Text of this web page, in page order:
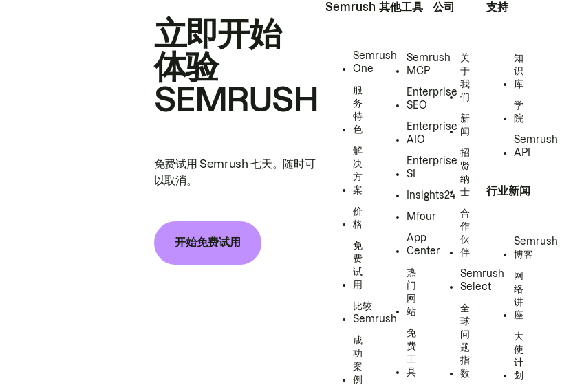
立即开始
体验
SEMRUSH
免费试用 Semrush 七天。随时可
以取消。
开始免费试用
Semrush
Semrush
One
服
务
特
色
解
决
方
案
价
格
免
费
试
用
比较
Semrush
成
功
案
例
其他工具
Semrush
MCP
Enterprise
SEO
Enterprise
AIO
Enterprise
SI
Insights24
Mfour
App
Center
热
门
网
站
免
费
工
具
公司
关
于
我
们
新
闻
招
贤
纳
士
合
作
伙
伴
Semrush
Select
全
球
问
题
指
数
支持
知
识
库
学
院
Semrush
API
行业新闻
Semrush
博客
网
络
讲
座
大
使
计
划